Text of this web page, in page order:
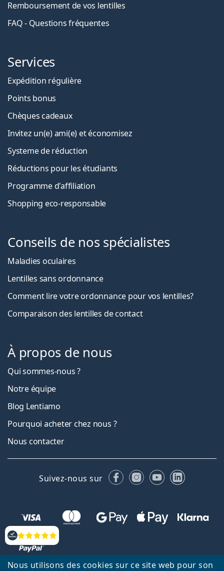
Nous utilisons des cookies sur ce site web pour son
Évaluation
Remboursement de vos lentilles
FAQ - Questions fréquentes
Services
Expédition régulière
Points bonus
Chèques cadeaux
Invitez un(e) ami(e) et économisez
Systeme de réduction
Réductions pour les étudiants
Programme d'affiliation
Shopping eco-responsable
Conseils de nos spécialistes
Maladies oculaires
Lentilles sans ordonnance
Comment lire votre ordonnance pour vos lentilles?
Comparaison des lentilles de contact
À propos de nous
Qui sommes-nous ?
Notre équipe
Blog Lentiamo
Pourquoi acheter chez nous ?
Nous contacter
Suivez-nous sur FacebookInstagram
YouTubeLinkedIn